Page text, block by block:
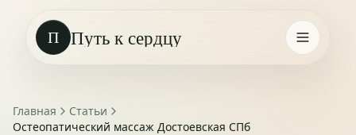
П Путь к сердцу
Главная
Статьи
Остеопатический массаж Достоевская СПб